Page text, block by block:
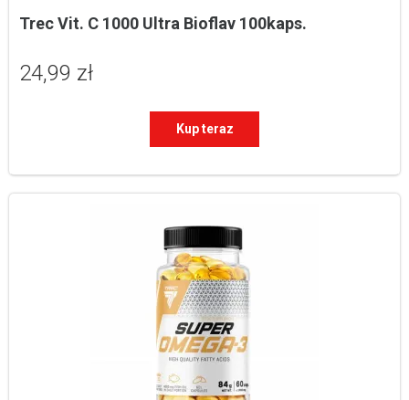
Trec Vit. C 1000 Ultra Bioflav 100kaps.
24,99 zł
Kup teraz